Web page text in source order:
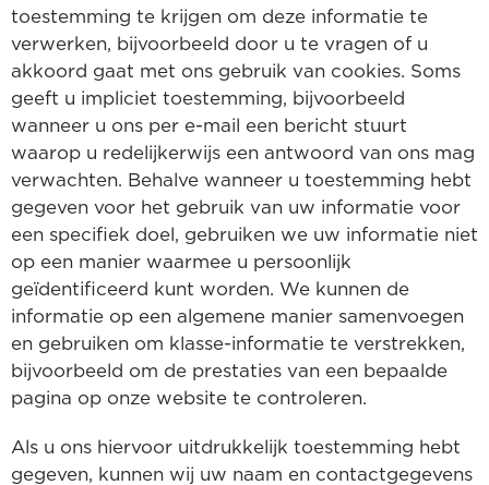
toestemming te krijgen om deze informatie te
verwerken, bijvoorbeeld door u te vragen of u
akkoord gaat met ons gebruik van cookies. Soms
geeft u impliciet toestemming, bijvoorbeeld
wanneer u ons per e-mail een bericht stuurt
waarop u redelijkerwijs een antwoord van ons mag
verwachten. Behalve wanneer u toestemming hebt
gegeven voor het gebruik van uw informatie voor
een specifiek doel, gebruiken we uw informatie niet
op een manier waarmee u persoonlijk
geïdentificeerd kunt worden. We kunnen de
informatie op een algemene manier samenvoegen
en gebruiken om klasse-informatie te verstrekken,
bijvoorbeeld om de prestaties van een bepaalde
pagina op onze website te controleren.
Als u ons hiervoor uitdrukkelijk toestemming hebt
gegeven, kunnen wij uw naam en contactgegevens